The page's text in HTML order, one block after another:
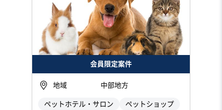
会員限定案件
地域 中部地方
ペットホテル・サロン ペットショップ